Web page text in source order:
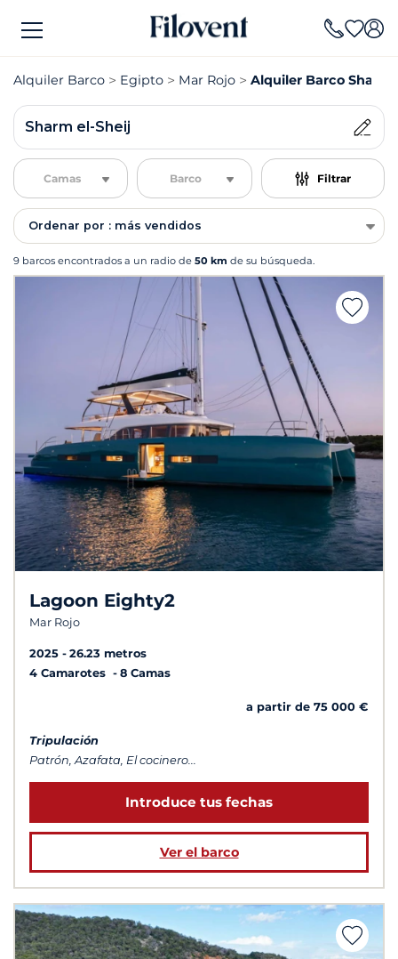
Alquiler Barco Egipto Mar Rojo Alquiler Barco Sharm
Sharm el-Sheij
Camas Barco Filtrar
Ordenar por : más vendidos
9 barcos encontrados a un radio de 50 km de su búsqueda.
Lagoon Eighty2
Mar Rojo
2025
26.23 metros
4 Camarotes
8 Camas
a partir de 75 000 €
Tripulación
Patrón, Azafata, El cocinero...
Introduce tus fechas
Ver el barco